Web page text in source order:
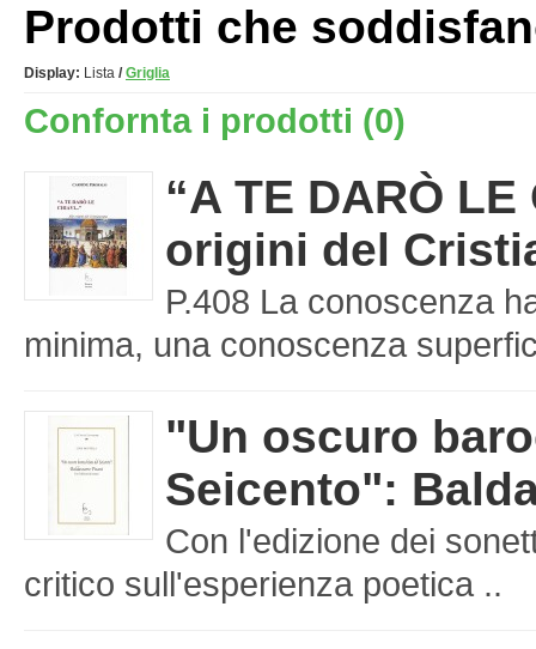
Prodotti che
Display: Lista / Griglia
Confornta i prodotti (0)
“A TE DARÒ LE
origini del
P.408 La conoscenza
minima, una conoscenza
"Un oscuro
Seicento":
Con l'edizione dei
critico sull'esperienza poetica ..